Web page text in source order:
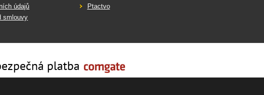
údajů
smlouvy
Ptactvo
platba